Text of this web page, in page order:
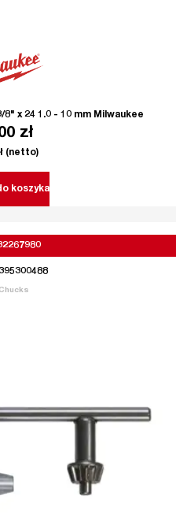
x 24 1.0 - 10 mm Milwaukee
zł
(netto)
koszyka